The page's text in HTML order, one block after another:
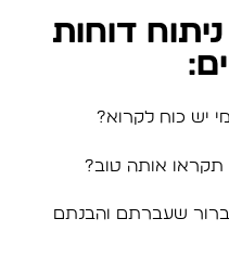
דוחות
יש כוח לקרוא?
תקראו אותה טוב?
ברור שעברתם והבנתם